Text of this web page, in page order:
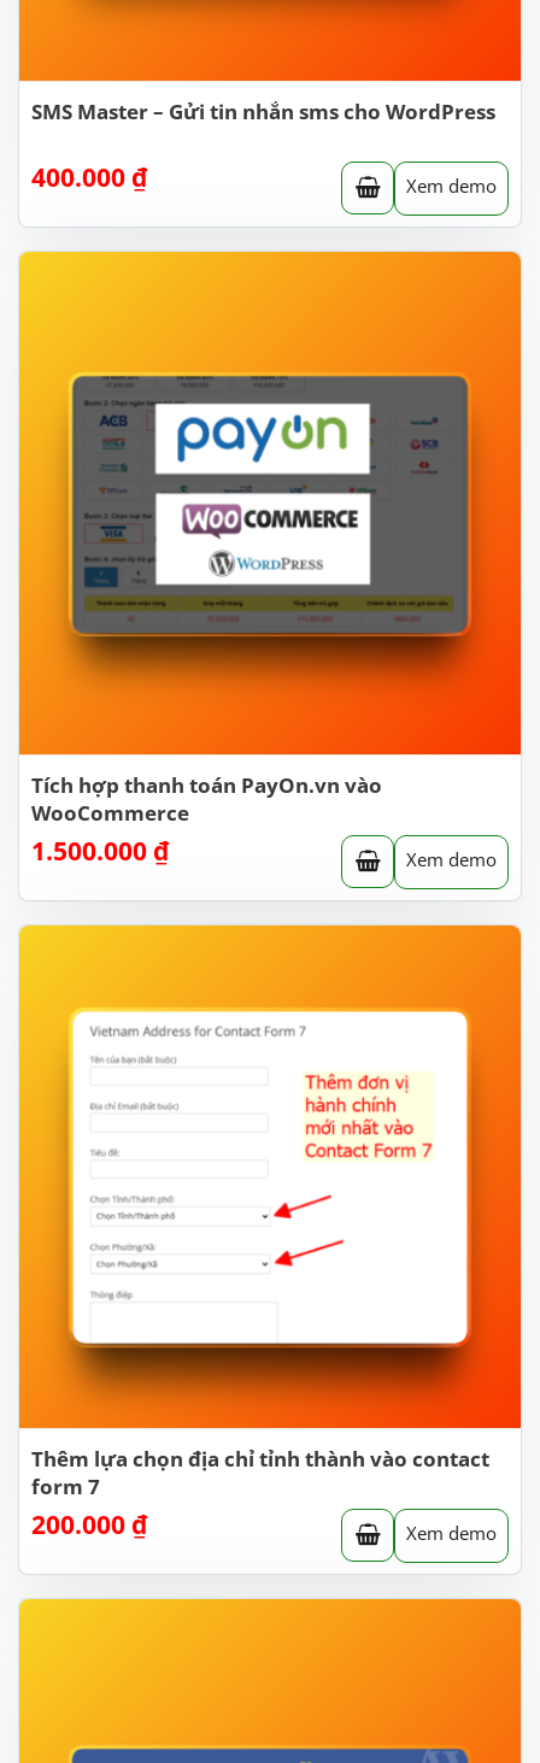
SMS Master – Gửi tin nhắn sms cho WordPress
400.000 ₫ Xem demo
Tích hợp thanh toán PayOn.vn vào
WooCommerce
1.500.000 ₫ Xem demo
Thêm lựa chọn địa chỉ tỉnh thành vào contact
form 7
200.000 ₫ Xem demo